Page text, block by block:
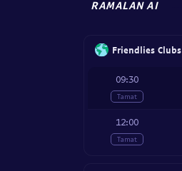
RAMALAN AI
Friendlies
09:30
Tamat
12:00
Tamat